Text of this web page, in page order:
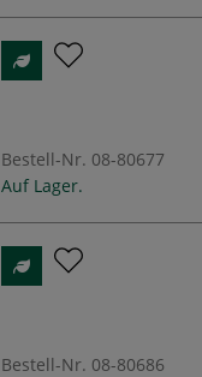
Bestell-Nr. 08-80677
Auf Lager.
Bestell-Nr. 08-80686